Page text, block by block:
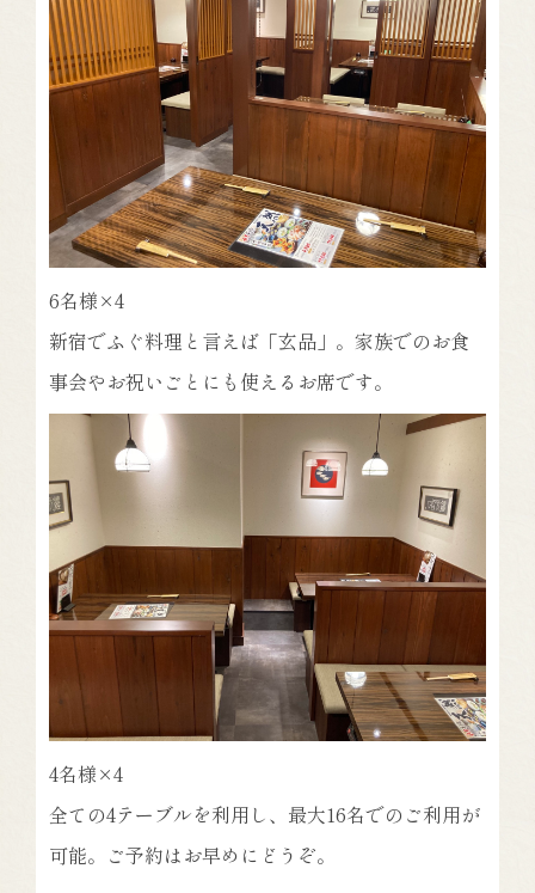
6名様×4
新宿でふぐ料理と言えば「玄品」。家族でのお食
事会やお祝いごとにも使えるお席です。
4名様×4
全ての4テーブルを利用し、最大16名でのご利用が
可能。ご予約はお早めにどうぞ。